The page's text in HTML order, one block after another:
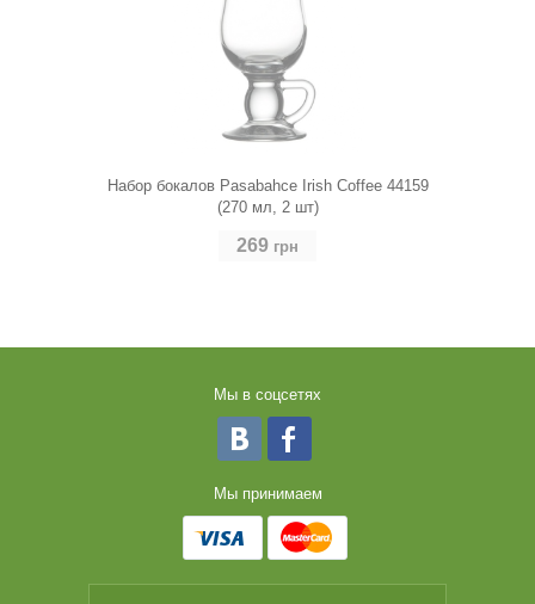
Набор бокалов Pasabahce Irish Coffee 44159
(270 мл, 2 шт)
269 грн
Мы в соцсетях
Мы принимаем